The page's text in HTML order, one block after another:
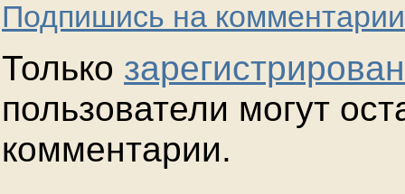
Подпишись на
Только
пользователи могут
комментарии.